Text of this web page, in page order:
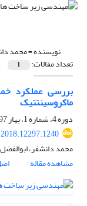
نویسنده =محمد
تعداد مقالات: 1
بررسی عملکرد
ماکروسینتتیک
دوره 4، شماره 1، بهار 1397، صفحه
محمد دانشفر،
مشاهده مقاله